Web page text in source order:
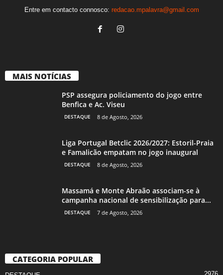
Entre em contacto connosco: redacao.mpalavra@gmail.com
MAIS NOTÍCIAS
PSP assegura policiamento do jogo entre
Benfica e Ac. Viseu
DESTAQUE 8 de Agosto, 2026
Liga Portugal Betclic 2026/2027: Estoril-Praia
e Famalicão empatam no jogo inaugural
DESTAQUE 8 de Agosto, 2026
Massamá e Monte Abraão associam-se à
campanha nacional de sensibilização para...
DESTAQUE 7 de Agosto, 2026
CATEGORIA POPULAR